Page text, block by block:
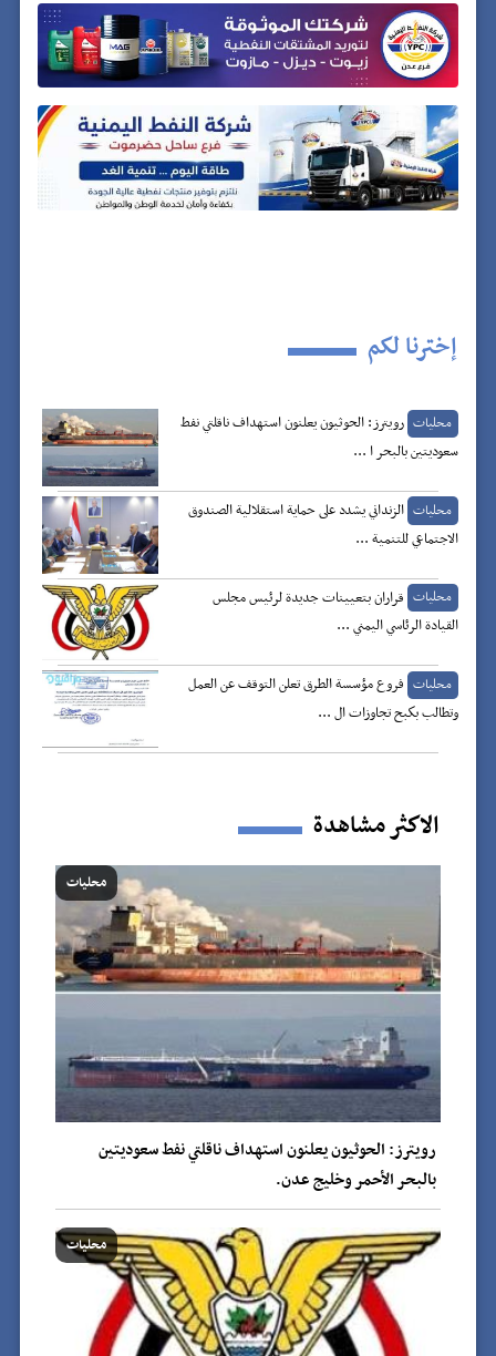
إخترنا لكم
محليات رويترز: الحوثيون يعلنون استهداف ناقلتي نفط
سعوديتين بالبحر ا ...
محليات الزنداني يشدد على حماية استقلالية الصندوق
الاجتماعي للتنمية ...
محليات قراران بتعيينات جديدة لرئيس مجلس
القيادة الرئاسي اليمني ...
محليات فروع مؤسسة الطرق تعلن التوقف عن العمل
وتطالب بكبح تجاوزات ال ...
الاكثر مشاهدة
محليات
رويترز: الحوثيون يعلنون استهداف ناقلتي نفط سعوديتين
بالبحر الأحمر وخليج عدن.
محليات